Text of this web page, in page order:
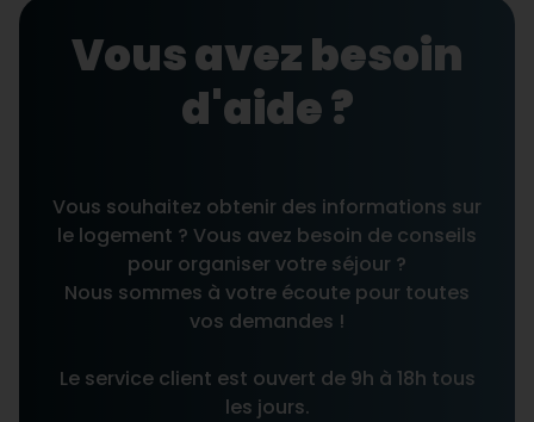
Vous avez besoin
d'aide ?
Vous souhaitez obtenir des informations sur
le logement ? Vous avez besoin de conseils
pour organiser votre séjour ?
Nous sommes à votre écoute pour toutes
vos demandes !
Le service client est ouvert de 9h à 18h tous
les jours.